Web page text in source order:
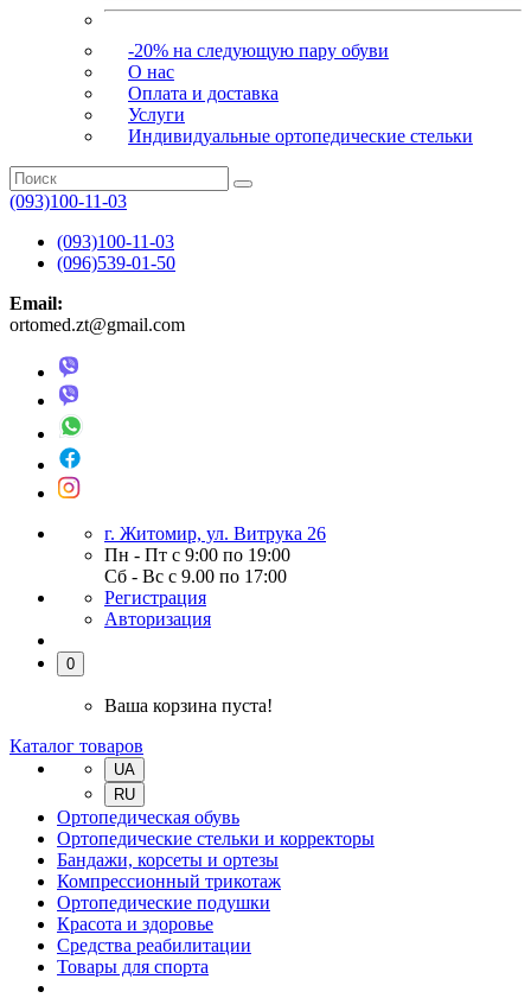
-20% на следующую пару обуви
О нас
Оплата и доставка
Услуги
Индивидуальные ортопедические стельки
(093)100-11-03
(093)100-11-03
(096)539-01-50
Email:
ortomed.zt@gmail.com
г. Житомир, ул. Витрука 26
Пн - Пт с 9:00 по 19:00
Сб - Вс с 9.00 по 17:00
Регистрация
Авторизация
0
Ваша корзина пуста!
Каталог товаров
UA
RU
Ортопедическая обувь
Ортопедические стельки и корректоры
Бандажи, корсеты и ортезы
Компрессионный трикотаж
Ортопедические подушки
Красота и здоровье
Средства реабилитации
Товары для спорта